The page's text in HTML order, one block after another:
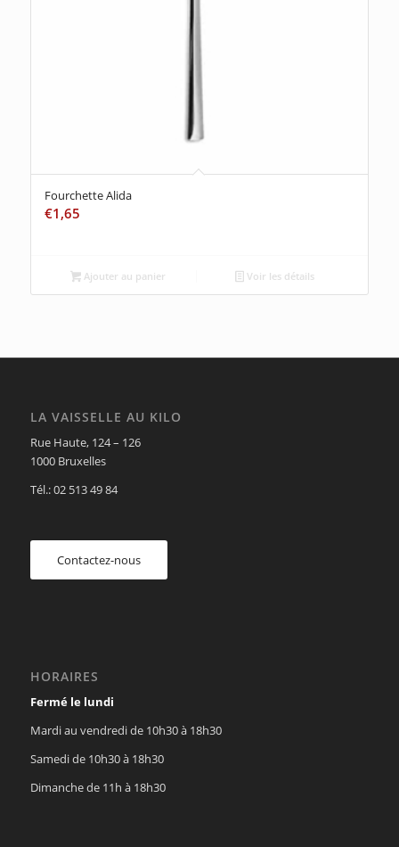
Fourchette Alida
€1,65
Ajouter au panier Voir les détails
LA VAISSELLE AU KILO
Rue Haute, 124 – 126
1000 Bruxelles
Tél.: 02 513 49 84
Contactez-nous
HORAIRES
Fermé le lundi
Mardi au vendredi de 10h30 à 18h30
Samedi de 10h30 à 18h30
Dimanche de 11h à 18h30